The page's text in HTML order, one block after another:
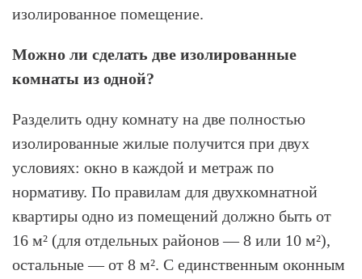
изолированное помещение.
Можно ли сделать две изолированные
комнаты из одной?
Разделить одну комнату на две полностью
изолированные жилые получится при двух
условиях: окно в каждой и метраж по
нормативу. По правилам для двухкомнатной
квартиры одно из помещений должно быть от
16 м² (для отдельных районов — 8 или 10 м²),
остальные — от 8 м². С единственным оконным